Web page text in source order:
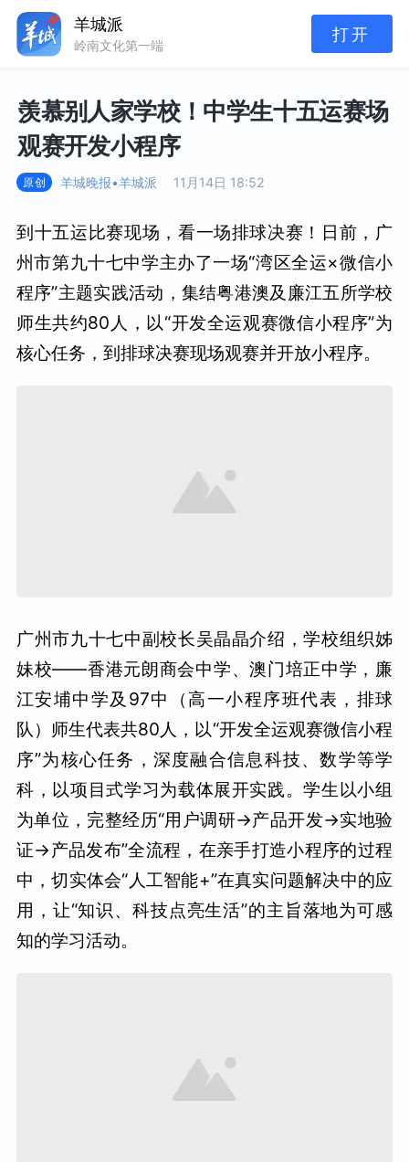
羡慕别人家学校！中学生十五运赛场
观赛开发小程序
原创 羊城晚报•羊城派 11月14日 18:52
到十五运比赛现场，看一场排球决赛！日前，广
州市第九十七中学主办了一场“湾区全运×微信小
程序”主题实践活动，集结粤港澳及廉江五所学校
师生共约80人，以“开发全运观赛微信小程序”为
核心任务，到排球决赛现场观赛并开放小程序。
广州市九十七中副校长吴晶晶介绍，学校组织姊
妹校——香港元朗商会中学、澳门培正中学，廉
江安埔中学及97中（高一小程序班代表，排球
队）师生代表共80人，以“开发全运观赛微信小程
序”为核心任务，深度融合信息科技、数学等学
科，以项目式学习为载体展开实践。学生以小组
为单位，完整经历“用户调研→产品开发→实地验
证→产品发布”全流程，在亲手打造小程序的过程
中，切实体会“人工智能+”在真实问题解决中的应
用，让“知识、科技点亮生活”的主旨落地为可感
知的学习活动。
羊城派
岭南文化第一端
打开